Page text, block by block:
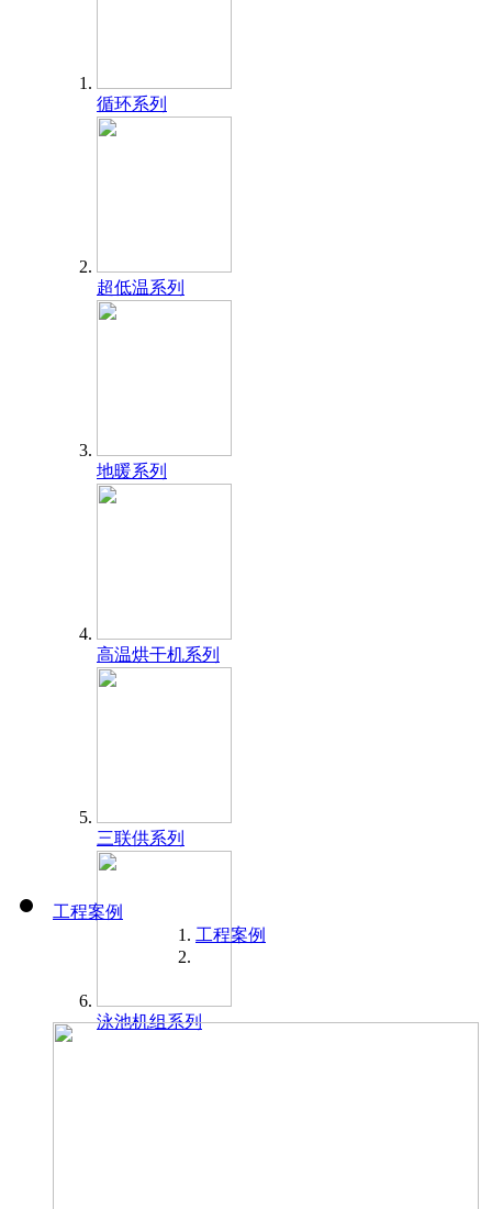
循环系列
超低温系列
地暖系列
高温烘干机系列
三联供系列
泳池机组系列
工程案例
工程案例